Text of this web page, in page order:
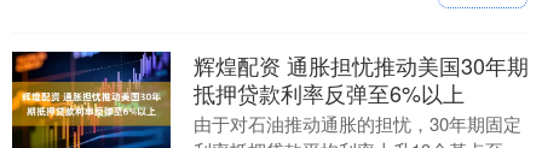
辉煌配资 通胀担忧推动美国30年期
抵押贷款利率反弹至6%以上
由于对石油推动通胀的担忧，30年期固定